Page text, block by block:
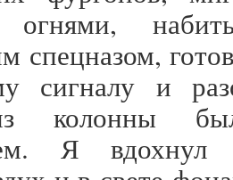
огнями,
спецназом,
сигналу и
колонны
Я вдохнул